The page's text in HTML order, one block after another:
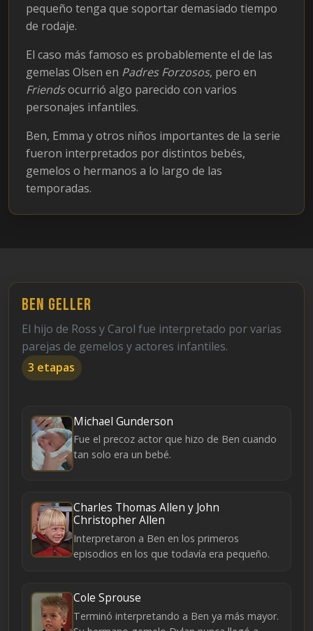
pequeño tenga que soportar demasiado tiempo
de rodaje.
El caso más famoso es probablemente el de las
gemelas Olsen en Padres Forzosos, pero en
Friendsocurrió algo parecido con varios
personajes infantiles.
Ben, Emma y otros niños importantes de la serie
fueron interpretados por distintos bebés,
gemelos o hermanos a lo largo de las
temporadas.
Ben Geller
El hijo de Ross y Carol fue interpretado por varias
parejas de gemelos y actores infantiles.
3 etapas
Michael Gunderson
Fue el precoz actor que hizo de Ben cuando
tan solo era un bebé.
Charles Thomas Allen y John
Christopher Allen
Interpretaron a Ben en los primeros
episodios en los que todavía era pequeño.
Cole Sprouse
Terminó interpretando a Ben ya más mayor.